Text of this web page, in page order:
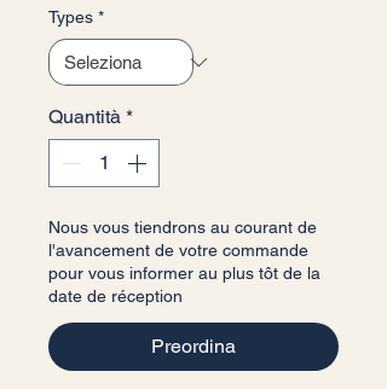
Types *
Quantità *
Nous vous tiendrons au courant de
l'avancement de votre commande
pour vous informer au plus tôt de la
date de réception
Preordina